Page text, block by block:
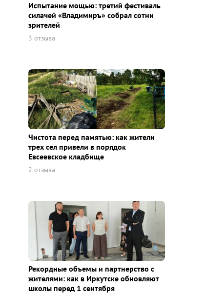
Испытание мощью: третий фестиваль
силачей «Владимиръ» собрал сотни
зрителей
3 отзыва
Чистота перед памятью: как жители
трех сел привели в порядок
Евсеевское кладбище
2 отзыва
Рекордные объемы и партнерство с
жителями: как в Иркутске обновляют
школы перед 1 сентября